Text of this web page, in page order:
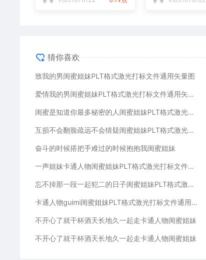
猜你喜欢
致我的男闺蜜姐妹PLT格式激光打标文件通用矢量图
爱情我的男闺蜜姐妹PLT格式激光打标文件通用矢量图
闺蜜是知道你最多秘密的人闺蜜姐妹PLT格式激光打标文件通用矢量图
互损不会翻脸疏远不会猜疑闺蜜姐妹PLT格式激光打标文件通用矢量图
奋斗的时候搭把手难过的时候抱抱我闺蜜姐妹
一声姐妹卡通人物闺蜜姐妹PLT格式激光打标文件通用矢量图
忘不掉那一段一起犯二的日子闺蜜姐妹PLT格式激光打标文件通用矢量图
卡通人物guimi闺蜜姐妹PLT格式激光打标文件通用矢量图
不开心了就干杯酒天长地久一起走卡通人物闺蜜姐妹
不开心了就干杯酒天长地久一起走卡通人物闺蜜姐妹